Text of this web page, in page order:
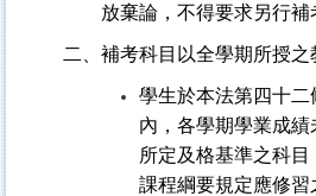
放棄論，不得要求另行補
二、補考科目以全學期所授之
學生於本法第四十
內，各學期學業成
所定及格基準之科目
課程綱要規定應修